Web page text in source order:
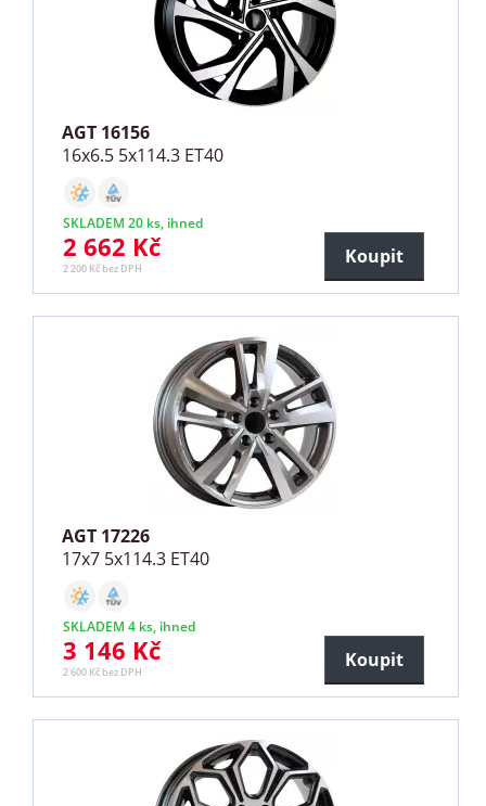
AGT 16156
16x6.5 5x114.3 ET40
SKLADEM 20 ks, ihned
2 662 Kč
2 200 Kč bez DPH
Koupit
AGT 17226
17x7 5x114.3 ET40
SKLADEM 4 ks, ihned
3 146 Kč
2 600 Kč bez DPH
Koupit